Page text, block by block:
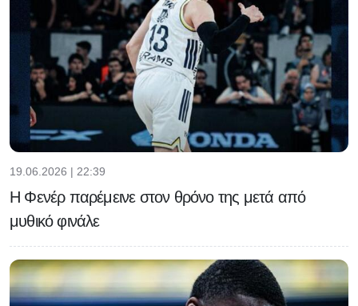
19.06.2026 | 22:39
Η Φενέρ παρέμεινε στον θρόνο της μετά από
μυθικό φινάλε